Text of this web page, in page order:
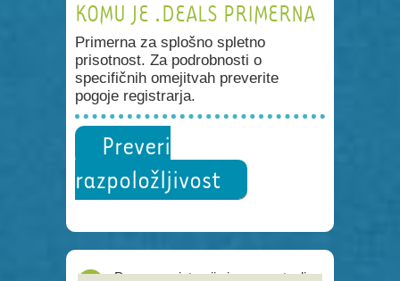
KOMU JE .DEALS PRIMERNA
Primerna za splošno spletno
prisotnost. Za podrobnosti o
specifičnih omejitvah preverite
pogoje registrarja.
Preveri
razpoložljivost
Proces registracije je poenostavljen